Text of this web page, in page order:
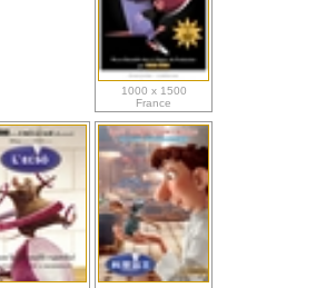
1000 x 1500
France